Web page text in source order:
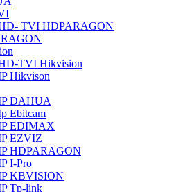
TVI HDPARAGON
TVI Hikvision
Hikvison
DAHUA
Ebitcam
EDIMAX
EZVIZ
HDPARAGON
I-Pro
KBVISION
Tp-link